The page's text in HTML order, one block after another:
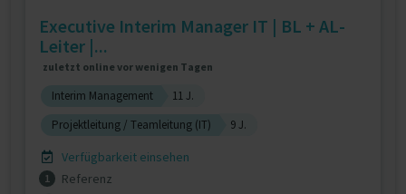
Executive Interim Manager IT | BL + AL-
Leiter |...
zuletzt online vor wenigen Tagen
Interim Management
11 J.
Projektleitung / Teamleitung (IT)
9 J.
Verfügbarkeit einsehen
1
Referenz